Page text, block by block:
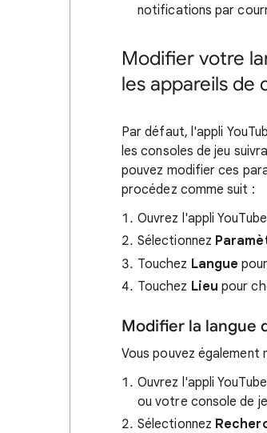
notifications par
Modifier votre
les appareils de
Par défaut, l'appli
les consoles de jeu
pouvez modifier ces
procédez comme suit :
Ouvrez l'appli
Sélectionnez
Touchez Langue
Touchez Lieu pour
Modifier la langue
Vous pouvez également
Ouvrez l'appli
ou votre console de
Sélectionnez